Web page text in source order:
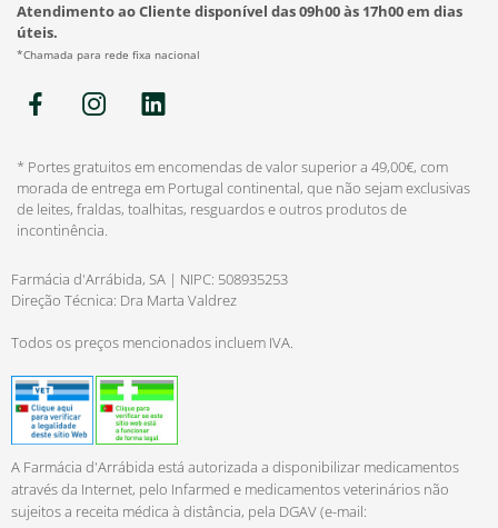
Atendimento ao Cliente disponível das 09h00 às 17h00 em dias
úteis.
*Chamada para rede fixa nacional
* Portes gratuitos em encomendas de valor superior a 49,00€, com
morada de entrega em Portugal continental, que não sejam exclusivas
de leites, fraldas, toalhitas, resguardos e outros produtos de
incontinência.
Farmácia d'Arrábida, SA | NIPC: 508935253
Direção Técnica: Dra Marta Valdrez
Todos os preços mencionados incluem IVA.
A Farmácia d'Arrábida está autorizada a disponibilizar medicamentos
através da Internet, pelo Infarmed e medicamentos veterinários não
sujeitos a receita médica à distância, pela DGAV (e-mail: